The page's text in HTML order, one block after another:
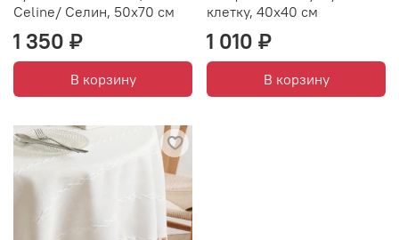
Celine/ Селин, 50х70 см
1 350 ₽
В корзину
клетку, 40х40 см
1 010 ₽
В корзину